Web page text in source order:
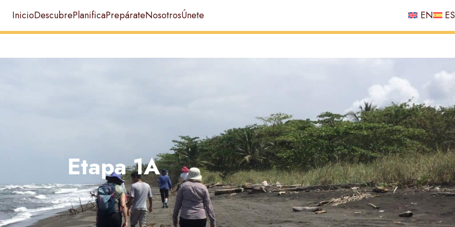
InicioDescubrePlanificaPrepárateNosotrosÚnete EN ES
Etapa 1A